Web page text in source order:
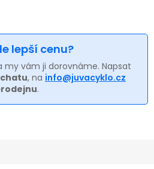
lepší cenu?
my vám ji dorovnáme. Napsat
, na info@juvacyklo.cz
.